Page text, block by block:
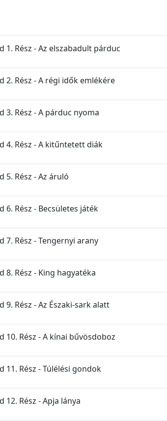
1. Rész - Az elszabadult párduc
2. Rész - A régi idők emlékére
3. Rész - A párduc nyoma
4. Rész - A kitűntetett diák
5. Rész - Az áruló
6. Rész - Becsületes játék
7. Rész - Tengernyi arany
8. Rész - King hagyatéka
9. Rész - Az Északi-sark alatt
10. Rész - A kínai bűvösdoboz
11. Rész - Túlélési gondok
12. Rész - Apja lánya